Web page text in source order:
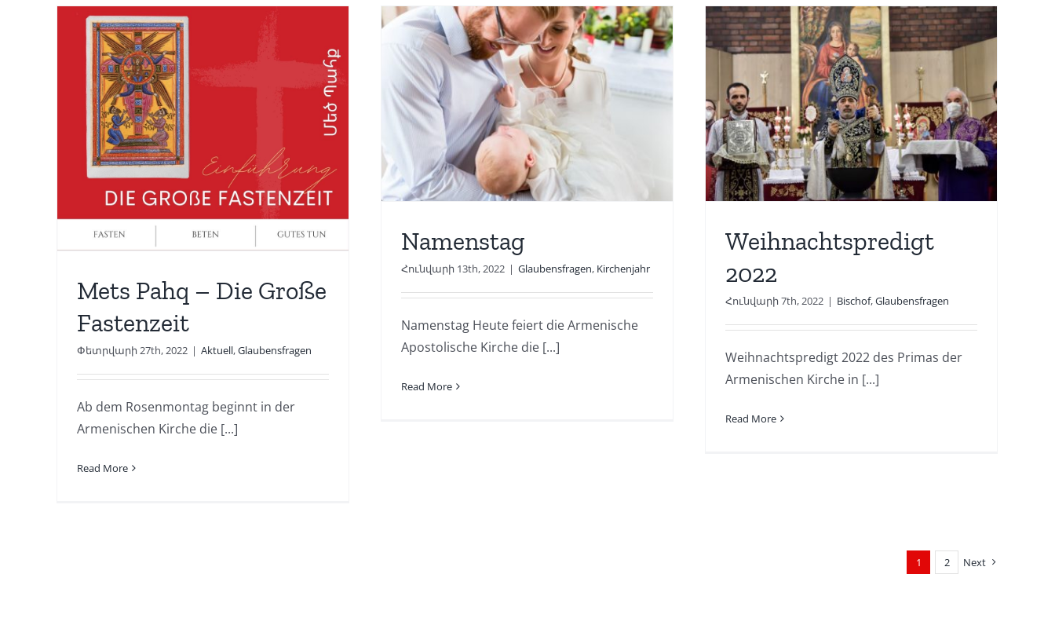
Mets Pahq – Die Große
Fastenzeit
Փետրվարի 27th, 2022 | Aktuell,Glaubensfragen
Ab dem Rosenmontag beginnt in der
Armenischen Kirche die [...]
Read More
Namenstag
Glaubensfragen
Namenstag
Հունվարի 13th, 2022 | Glaubensfragen, Kirchenjahr
Namenstag Heute feiert die Armenische
Apostolische Kirche die [...]
Read More
Weihnachtspredigt 2022
Bischof Glaubensfragen
Weihnachtspredigt
2022
Հունվարի 7th, 2022 | Bischof,Glaubensfragen
Weihnachtspredigt 2022 des Primas der
Armenischen Kirche in [...]
Read More
1 2 Next